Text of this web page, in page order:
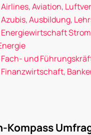
Aviation,
Ausbildung,
und
Kompass